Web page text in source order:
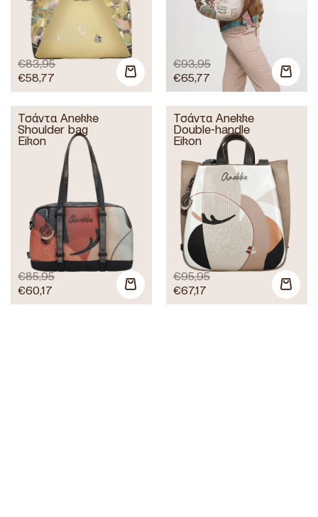
€83,95
€58,77
€93,95
€65,77
Τσάντα Anekke
Shoulder bag
Eikon
€85,95
€60,17
Τσάντα Anekke
Double-handle
Eikon
€95,95
€67,17